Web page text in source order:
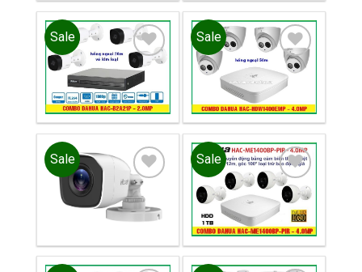
Sale
Add to
wishlist
Sale
Add to
wishlist
Sale
Add to
wishlist
Sale
Add to
wishlist